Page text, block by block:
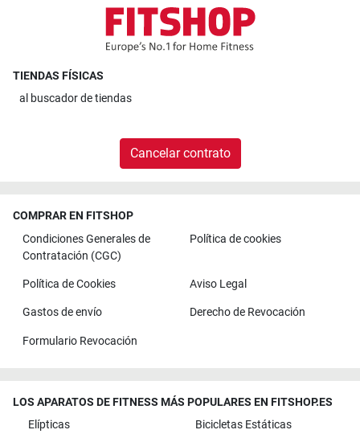
TIENDAS FÍSICAS
al buscador de tiendas
Cancelar contrato
COMPRAR EN FITSHOP
Condiciones Generales de
Contratación (CGC)
Política de cookies
Política de Cookies Aviso Legal
Gastos de envío Derecho de Revocación
Formulario Revocación
LOS APARATOS DE FITNESS MÁS POPULARES EN FITSHOP.ES
Elípticas
Bicicletas Estáticas